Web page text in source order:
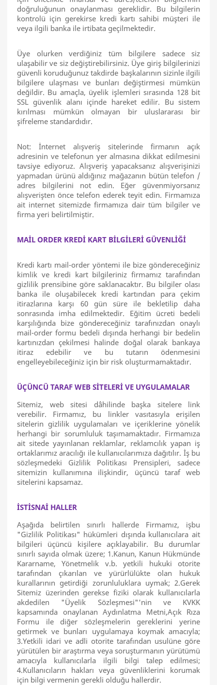
doğruluğunun onaylanması gereklidir. Bu bilgilerin
kontrolü için gerekirse kredi kartı sahibi müşteri ile
veya ilgili banka ile irtibata geçilmektedir.
Üye olurken verdiğiniz tüm bilgilere sadece siz
ulaşabilir ve siz değiştirebilirsiniz. Üye giriş bilgilerinizi
güvenli koruduğunuz takdirde başkalarının sizinle ilgili
bilgilere ulaşması ve bunları değiştirmesi mümkün
değildir. Bu amaçla, üyelik işlemleri sırasında 128 bit
SSL güvenlik alanı içinde hareket edilir. Bu sistem
kırılması mümkün olmayan bir uluslararası bir
şifreleme standardıdır.
Not: İnternet alışveriş sitelerinde firmanın açık
adresinin ve telefonun yer almasına dikkat edilmesini
tavsiye ediyoruz. Alışveriş yapacaksanız alışverişinizi
yapmadan ürünü aldığınız mağazanın bütün telefon /
adres bilgilerini not edin. Eğer güvenmiyorsanız
alışverişten önce telefon ederek teyit edin. Firmamıza
ait internet sitemizde firmamıza dair tüm bilgiler ve
firma yeri belirtilmiştir.
MAİL ORDER KREDİ KART BİLGİLERİ GÜVENLİĞİ
Kredi kartı mail-order yöntemi ile bize göndereceğiniz
kimlik ve kredi kart bilgileriniz firmamız tarafından
gizlilik prensibine göre saklanacaktır. Bu bilgiler olası
banka ile oluşabilecek kredi kartından para çekim
itirazlarına karşı 60 gün süre ile bekletilip daha
sonrasında imha edilmektedir. Eğitim ücreti bedeli
karşılığında bize göndereceğiniz tarafınızdan onaylı
mail-order formu bedeli dışında herhangi bir bedelin
kartınızdan çekilmesi halinde doğal olarak bankaya
itiraz edebilir ve bu tutarın ödenmesini
engelleyebileceğiniz için bir risk oluşturmamaktadır.
ÜÇÜNCÜ TARAF WEB SİTELERİ VE UYGULAMALAR
Sitemiz, web sitesi dâhilinde başka sitelere link
verebilir. Firmamız, bu linkler vasıtasıyla erişilen
sitelerin gizlilik uygulamaları ve içeriklerine yönelik
herhangi bir sorumluluk taşımamaktadır. Firmamıza
ait sitede yayınlanan reklamlar, reklamcılık yapan iş
ortaklarımız aracılığı ile kullanıcılarımıza dağıtılır. İş bu
sözleşmedeki Gizlilik Politikası Prensipleri, sadece
sitemizin kullanımına ilişkindir, üçüncü taraf web
sitelerini kapsamaz.
İSTİSNAİ HALLER
Aşağıda belirtilen sınırlı hallerde Firmamız, işbu
"Gizlilik Politikası" hükümleri dışında kullanıcılara ait
bilgileri üçüncü kişilere açıklayabilir. Bu durumlar
sınırlı sayıda olmak üzere; 1.Kanun, Kanun Hükmünde
Kararname, Yönetmelik v.b. yetkili hukuki otorite
tarafından çıkarılan ve yürürlülükte olan hukuk
kurallarının getirdiği zorunluluklara uymak; 2.Gerek
Sitemiz üzerinden gerekse fiziki olarak kullanıcılarla
akdedilen "Üyelik Sözleşmesi"'nin ve KVKK
kapsamında onaylanan Aydınlatma Metni,Açık Rıza
Formu ile diğer sözleşmelerin gereklerini yerine
getirmek ve bunları uygulamaya koymak amacıyla;
3.Yetkili idari ve adli otorite tarafından usulüne göre
yürütülen bir araştırma veya soruşturmanın yürütümü
amacıyla kullanıcılarla ilgili bilgi talep edilmesi;
4.Kullanıcıların hakları veya güvenliklerini korumak
için bilgi vermenin gerekli olduğu hallerdir.